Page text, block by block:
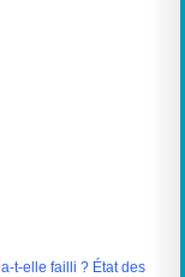
t-elle failli ? État des